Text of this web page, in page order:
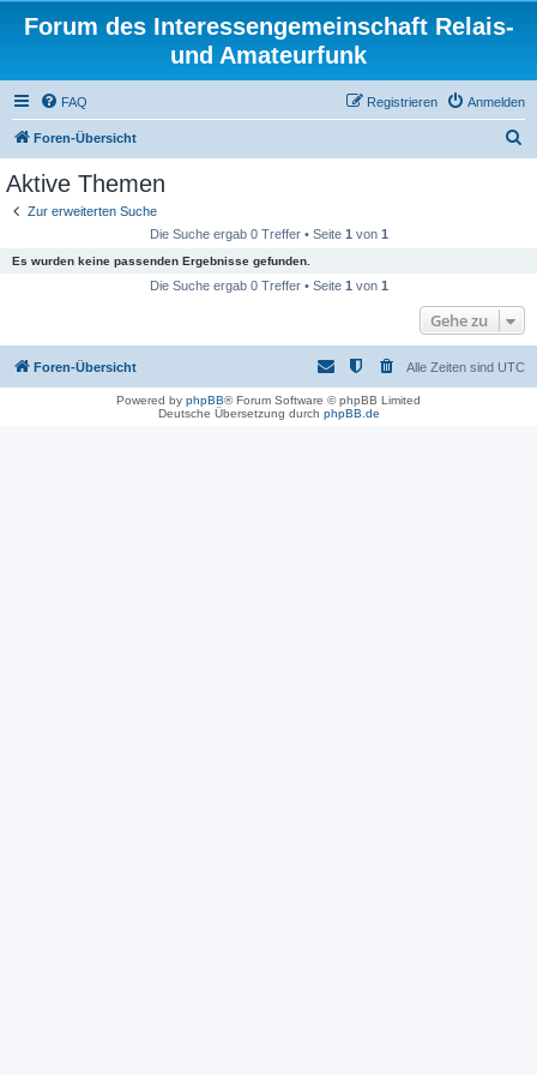
Forum des Interessengemeinschaft Relais-
und Amateurfunk
FAQ Anmelden
Registrieren
Foren-Übersicht
Aktive Themen
Zur erweiterten Suche
Die Suche ergab 0 Treffer • Seite 1 von 1
Es wurden keine passenden Ergebnisse gefunden.
Die Suche ergab 0 Treffer • Seite 1 von 1
Gehe zu
Foren-Übersicht Alle Zeiten sind UTC
Powered by phpBB® Forum Software © phpBB Limited
Deutsche Übersetzung durch phpBB.de